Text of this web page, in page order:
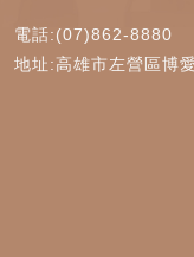
電話:(07)862-8880
地址:高雄市左營區博